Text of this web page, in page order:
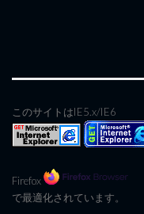
このサイトはIE5.x/IE6
Firefox
で最適化されています。